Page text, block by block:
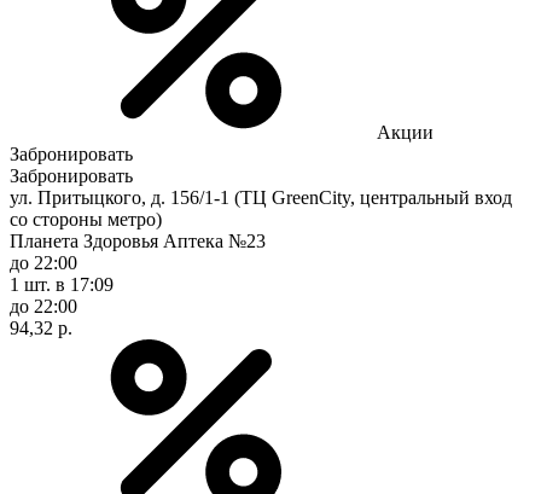
Акции
Забронировать
Забронировать
ул. Притыцкого, д. 156/1-1 (ТЦ GreenCity, центральный вход
со стороны метро)
Планета Здоровья Аптека №23
до 22:00
1 шт. в 17:09
до 22:00
94,32 р.